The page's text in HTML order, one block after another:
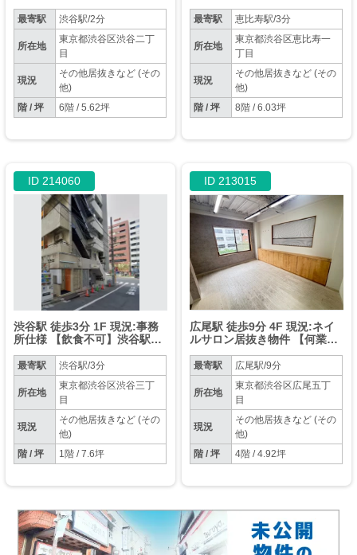
話はお控えください。
最寄駅 渋谷駅/2分
所在地
東京都渋谷区渋谷二丁
目
現況
その他居抜きなど (その
他)
階 / 坪
6階 / 5.62坪
最寄駅 恵比寿駅/3分
所在地
東京都渋谷区恵比寿一
丁目
現況
その他居抜きなど (その
他)
階 / 坪
8階 / 6.03坪
ID 214060
渋谷駅 徒歩3分 1F 現況:事務
所仕様 【飲食不可】渋谷駅至
種などお気軽にご相談くださ
い！
最寄駅 渋谷駅/3分
所在地
東京都渋谷区渋谷三丁
目
現況
その他居抜きなど (その
他)
階 / 坪
1階 / 7.6坪
ID 213015
広尾駅 徒歩9分 4F 現況:ネイ
ルサロン居抜き物件 【何業も
最寄駅 広尾駅/9分
所在地
東京都渋谷区広尾五丁
目
現況
その他居抜きなど (その
他)
階 / 坪
4階 / 4.92坪